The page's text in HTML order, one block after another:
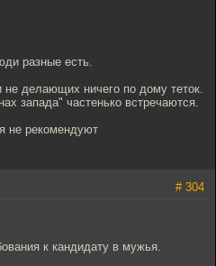
разные есть.
делающих ничего по дому теток.
запада" частенько встречаются.
не рекомендуют
# 304
к кандидату в мужья.